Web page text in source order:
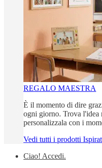
REGALO MAESTRA
È il momento di dire
ogni giorno. Trova l'idea
personalizzala con i
Vedi tutti i prodotti
Ciao! Accedi.